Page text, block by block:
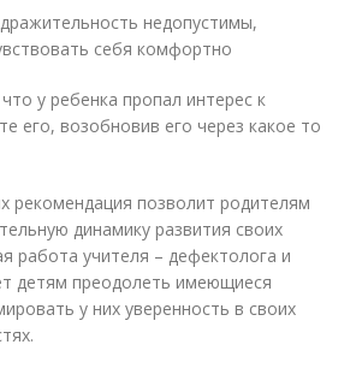
недопустимы,
себя комфортно
у ребенка пропал интерес к
его, возобновив его через какое то
рекомендация позволит родителям
динамику развития своих
работа учителя – дефектолога и
детям преодолеть имеющиеся
у них уверенность в своих